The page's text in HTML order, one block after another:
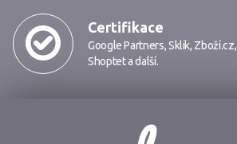
Certifikace
Google Partners,Sklik, Zboží.cz,
Shopteta další.